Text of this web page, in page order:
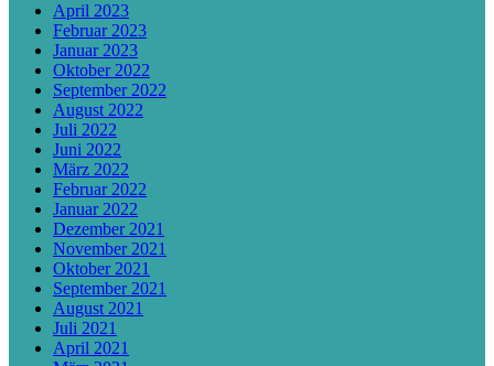
April 2023
Februar 2023
Januar 2023
Oktober 2022
September 2022
August 2022
Juli 2022
Juni 2022
März 2022
Februar 2022
Januar 2022
Dezember 2021
November 2021
Oktober 2021
September 2021
August 2021
Juli 2021
April 2021